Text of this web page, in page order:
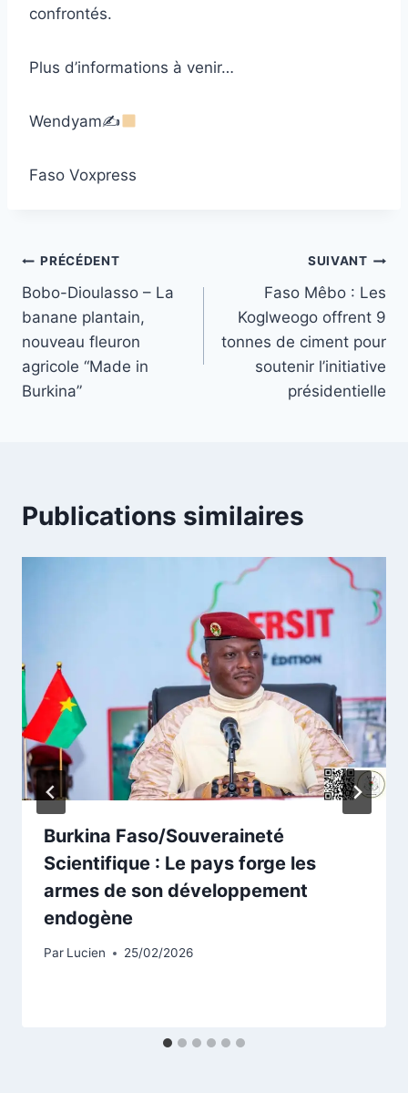
confrontés.
Plus d’informations à venir…
Wendyam✍
Faso Voxpress
Navigation
de
l’article
PRÉCÉDENT
Bobo-Dioulasso – La
banane plantain,
nouveau fleuron
agricole “Made in
Burkina”
SUIVANT
Faso Mêbo : Les
Koglweogo offrent 9
tonnes de ciment pour
soutenir l’initiative
présidentielle
Publications similaires
Burkina Faso/Souveraineté
Scientifique : Le pays forge les
armes de son développement
endogène
Par Lucien 25/02/2026